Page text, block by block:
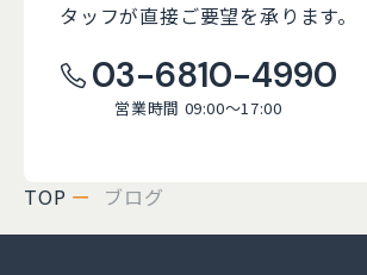
タッフが直接ご要望を承ります。
03-6810-4990
営業時間 09:00～17:00
TOP ブログ